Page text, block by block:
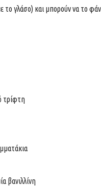
το γλάσο) και μπορούν να το
τρίφτη
βανιλλίνη